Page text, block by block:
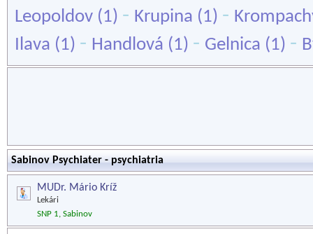
Leopoldov (1) - Krupina (1) -
Ilava (1) - Handlová (1) - Gelnica (1) -
Sabinov Psychiater - psychiatria
MUDr. Mário Kríž
Lekári
SNP 1, Sabinov